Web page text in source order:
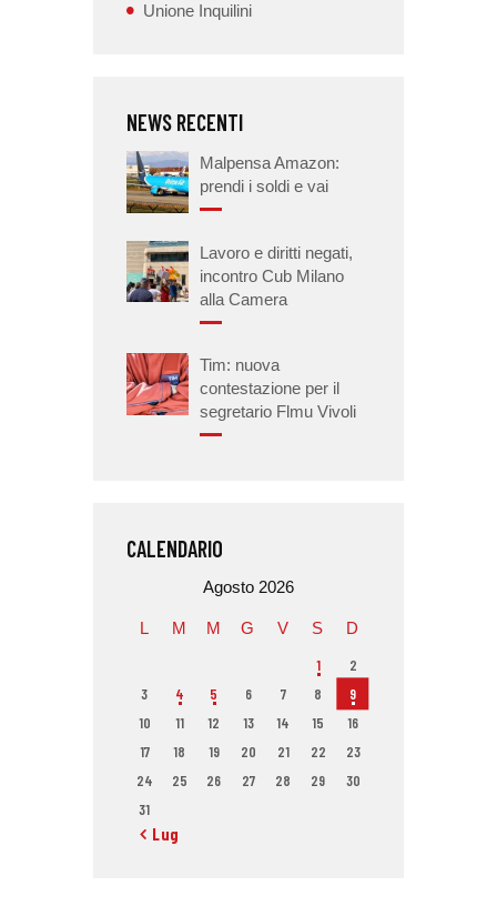
Unione Inquilini
NEWS RECENTI
Malpensa Amazon:
prendi i soldi e vai
Lavoro e diritti negati,
incontro Cub Milano
alla Camera
Tim: nuova
contestazione per il
segretario Flmu Vivoli
CALENDARIO
Agosto 2026
L M M G V S D
1
2
3
4 5 6 7 8
9
10
11 12 13 14 15
16
17
18 19 20 21 22
23
24
25 26 27 28 29
30
31
« Lug